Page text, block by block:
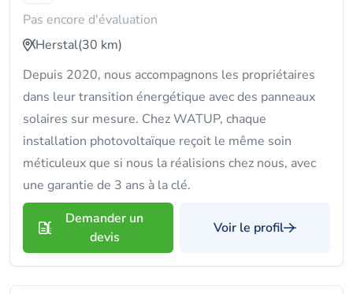
Pas encore d'évaluation
Herstal(30 km)
Depuis 2020, nous accompagnons les propriétaires
dans leur transition énergétique avec des panneaux
solaires sur mesure. Chez WATUP, chaque
installation photovoltaïque reçoit le même soin
méticuleux que si nous la réalisions chez nous, avec
une garantie de 3 ans à la clé.
Demander un
devis
Voir le profil